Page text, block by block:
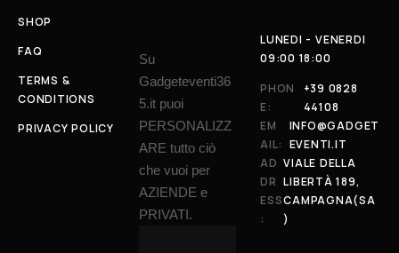
SHOP
FAQ
TERMS &
CONDITIONS
PRIVACY POLICY
Su
Gadgeteventi36
5.it puoi
PERSONALIZZ
ARE tutto ciò
che vuoi per
AZIENDE e
PRIVATI.
LUNEDI - VENERDI
09:00 18:00
PHON
E:
+39 0828
44108
EM
AIL:
INFO@GADGET
EVENTI.IT
AD
DR
ESS
:
VIALE DELLA
LIBERTÀ 189,
CAMPAGNA(SA
)